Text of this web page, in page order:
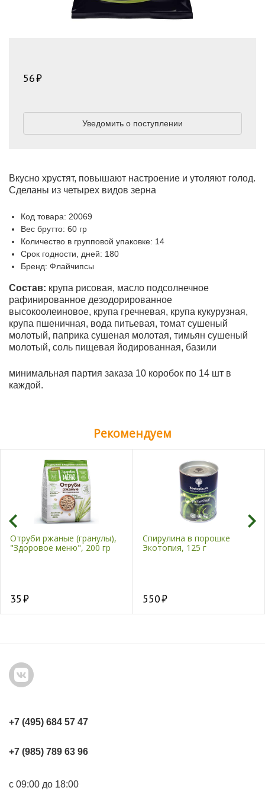
Вкусно хрустят, повышают настроение и утоляют голод.
Сделаны из четырех видов зерна
Код товара: 20069
Вес брутто: 60 гр
Количество в групповой упаковке: 14
Срок годности, дней: 180
Бренд: Флайчипсы
Состав: крупа рисовая, масло подсолнечное
рафинированное дезодорированное
высокоолеиновое, крупа гречневая, крупа кукурузная,
крупа пшеничная, вода питьевая, томат сушеный
молотый, паприка сушеная молотая, тимьян сушеный
молотый, соль пищевая йодированная, базили
56
Уведомить о поступлении
минимальная партия заказа 10 коробок по 14 шт в
каждой.
Рекомендуем
Отруби ржаные (гранулы),
"Здоровое меню", 200 гр
35
Спирулина в порошке
Экотопия, 125 г
550
+7 (495) 684 57 47
+7 (985) 789 63 96
с 09:00 до 18:00